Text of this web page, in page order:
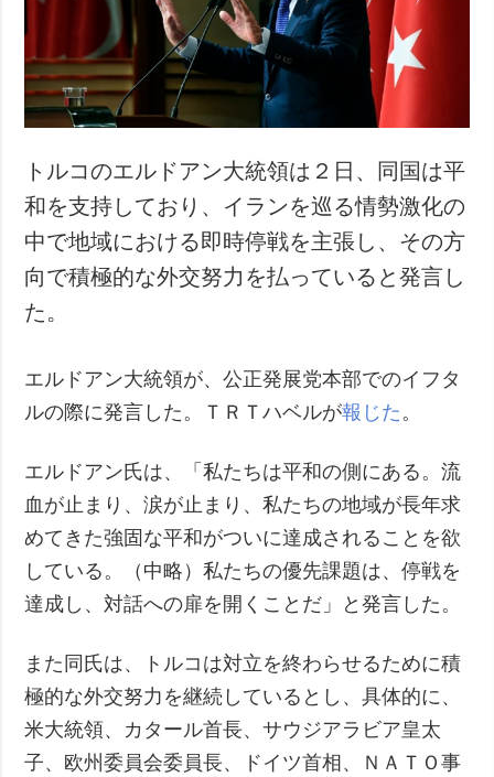
トルコのエルドアン大統領は２日、同国は平
和を支持しており、イランを巡る情勢激化の
中で地域における即時停戦を主張し、その方
向で積極的な外交努力を払っていると発言し
た。
エルドアン大統領が、公正発展党本部でのイフタ
ルの際に発言した。ＴＲＴハベルが報じた 。
エルドアン氏は、「私たちは平和の側にある。流
血が止まり、涙が止まり、私たちの地域が長年求
めてきた強固な平和がついに達成されることを欲
している。（中略）私たちの優先課題は、停戦を
達成し、対話への扉を開くことだ」と発言した。
また同氏は、トルコは対立を終わらせるために積
極的な外交努力を継続しているとし、具体的に、
米大統領、カタール首長、サウジアラビア皇太
子、欧州委員会委員長、ドイツ首相、ＮＡＴＯ事